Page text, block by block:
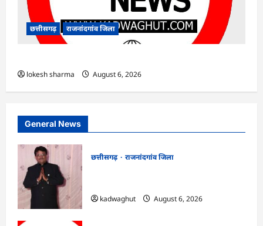
छत्तीसगढ़ राजनांदगांव जिला
lokesh sharma August 6, 2026
General News
छत्तीसगढ़
राजनांदगांव जिला
kadwaghut
August 6, 2026